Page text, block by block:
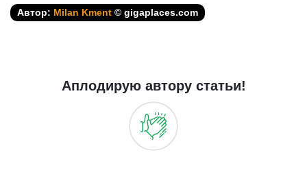
Автор: Milan Kment © gigaplaces.com
Аплодирую автору статьи!